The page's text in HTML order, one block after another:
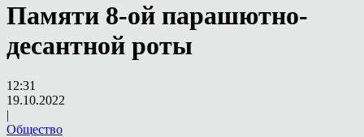
Памяти 8-ой парашютно-
десантной роты
12:31
19.10.2022
|
Общество